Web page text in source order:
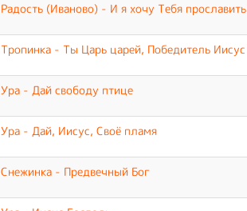
Радость (Иваново) - И я хочу Тебя прославить
Тропинка - Ты Царь царей, Победитель Иисус
Ура - Дай свободу птице
Ура - Дай, Иисус, Своё пламя
Снежинка - Предвечный Бог